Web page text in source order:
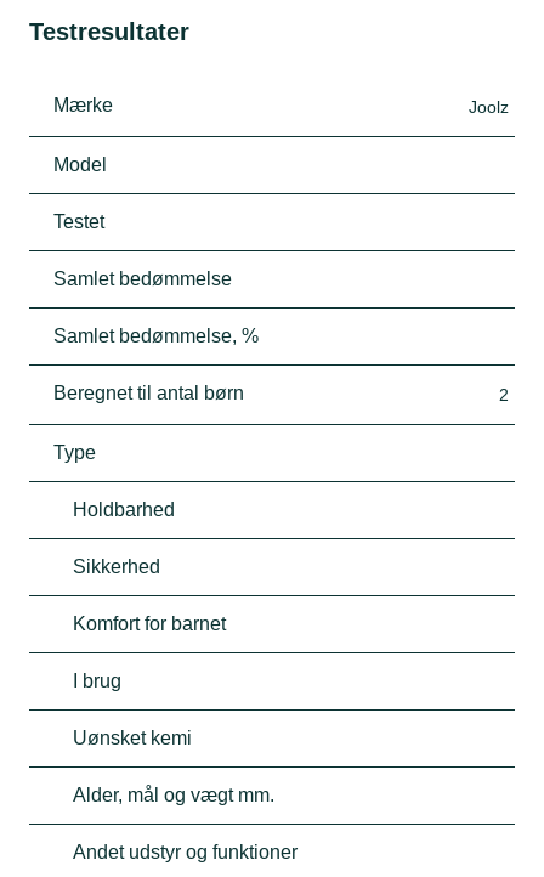
Testresultater
Mærke Joolz
Model
Testet
Samlet bedømmelse
Samlet bedømmelse, %
Beregnet til antal børn 2
Type
Holdbarhed
Sikkerhed
Komfort for barnet
I brug
Uønsket kemi
Alder, mål og vægt mm.
Andet udstyr og funktioner